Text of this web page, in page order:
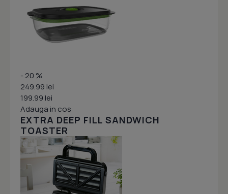
- 20 %
249.99 lei
199.99 lei
Adauga in cos
EXTRA DEEP FILL SANDWICH
TOASTER